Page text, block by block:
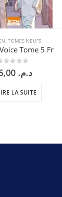
, TOMES NEUFS
Tome 5 Fr
sur 5د.م.
LA SUITE